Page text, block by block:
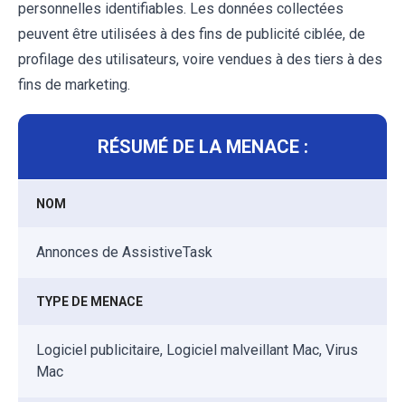
personnelles identifiables. Les données collectées
peuvent être utilisées à des fins de publicité ciblée, de
profilage des utilisateurs, voire vendues à des tiers à des
fins de marketing.
RÉSUMÉ DE LA MENACE :
NOM
Annonces de AssistiveTask
TYPE DE MENACE
Logiciel publicitaire, Logiciel malveillant Mac, Virus
Mac